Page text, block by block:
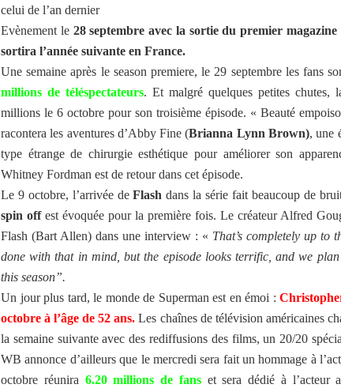
celui de l’an dernier
Evènement le 28 septembre avec la sortie du premier
sortira l’année suivante en France.
Une semaine après le season premiere, le 29 septembre les fans
millions de téléspectateurs. Et malgré quelques petites chutes,
millions le 6 octobre pour son troisième épisode. « Beauté
racontera les aventures d’Abby Fine (Brianna Lynn Brown), une
type étrange de chirurgie esthétique pour améliorer son
Whitney Fordman est de retour dans cet épisode.
Le 9 octobre, l’arrivée deFlash dans la série fait beaucoup de
spin offest évoquée pour la première fois. Le créateur Alfred
Flash (Bart Allen) dans une interview : « That’s completely up to
done with that in mind, but the episode looks terrific, and we
this season”.
Un jour plus tard, le monde de Superman est en émoi :
octobre à l’âge de 52 ans. Les chaînes de télévision américaines
la semaine suivante avec des rediffusions des films, un 20/20
WB annonce d’ailleurs que le mercredi sera fait un hommage à
octobre réunira 6.20 millions de fanset sera dédié à l’acteur